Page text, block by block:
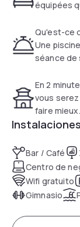
the sauna &
fitness room is
équipées
Qu'est-ce
Une
séance de
En 2
vous
faire mieux.
Bar / Café
Centro de
Wifi gratuito
Gimnasio